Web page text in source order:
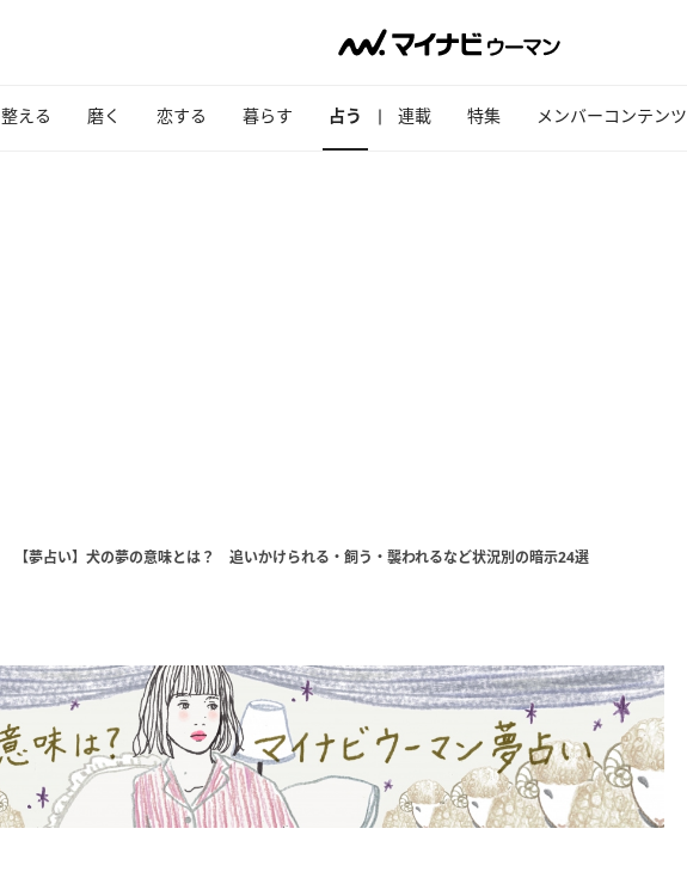
整える 磨く 恋する 暮らす 占う 連載 特集 メンバーコンテンツ
【夢占い】犬の夢の意味とは？ 追いかけられる・飼う・襲われるなど状況別の暗示24選